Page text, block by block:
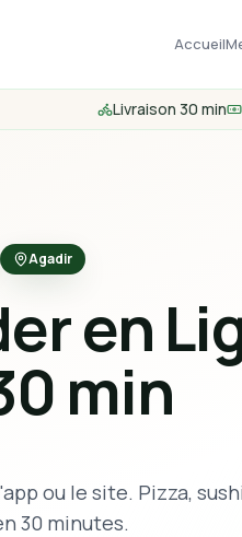
Accueil
Livraison 30 min
Agadir
en
min
ou le site. Pizza,
30 minutes.